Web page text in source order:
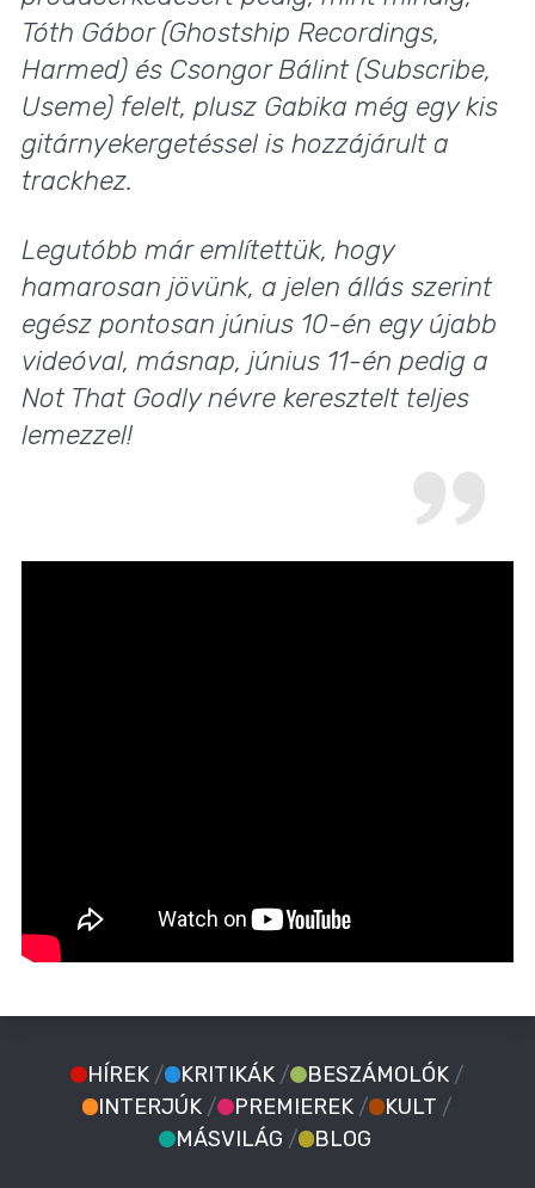
Tóth Gábor (Ghostship Recordings,
Harmed) és Csongor Bálint (Subscribe,
Useme) felelt, plusz Gabika még egy kis
gitárnyekergetéssel is hozzájárult a
trackhez.
Legutóbb már említettük, hogy
hamarosan jövünk, a jelen állás szerint
egész pontosan június 10-én egy újabb
videóval, másnap, június 11-én pedig a
Not That Godly névre keresztelt teljes
lemezzel!
HÍREK / KRITIKÁK / BESZÁMOLÓK /
INTERJÚK / PREMIEREK / KULT /
MÁSVILÁG / BLOG